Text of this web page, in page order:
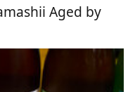
Aged by